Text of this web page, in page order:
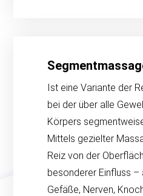
Ist eine Variante der
bei der über alle
Körpers
Mittels gezielter
Reiz von der
besonderer Einfluss –
Gefäße, Nerven,